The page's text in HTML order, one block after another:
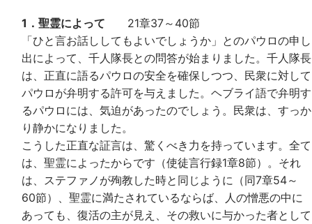
1．聖霊によって 21章37～40節
「ひと言お話ししてもよいでしょうか」とのパウロの申し
出によって、千人隊長との問答が始まりました。千人隊長
は、正直に語るパウロの安全を確保しつつ、民衆に対して
パウロが弁明する許可を与えました。ヘブライ語で弁明す
るパウロには、気迫があったのでしょう。民衆は、すっか
り静かになりました。
こうした正直な証言は、驚くべき力を持っています。全て
は、聖霊によったからです（使徒言行録1章8節）。それ
は、ステファノが殉教した時と同じように（同7章54～
60節）、聖霊に満たされているならば、人の憎悪の中に
あっても、復活の主が見え、その救いに与かった者として